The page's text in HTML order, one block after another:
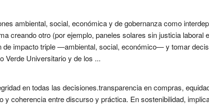
ambiental, social, económica y de gobernanza como
creando otro (por ejemplo, paneles solares sin justicia laboral
de impacto triple —ambiental, social, económico— y tomar
Verde Universitario y de los ...
en todas las decisiones.transparencia en compras,
y coherencia entre discurso y práctica. En sostenibilidad,